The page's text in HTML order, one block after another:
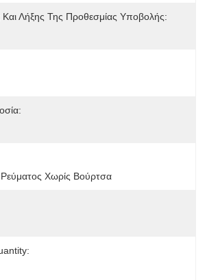
Και Λήξης Της Προθεσμίας Υποβολής:
Χωρίς Βούρτσα